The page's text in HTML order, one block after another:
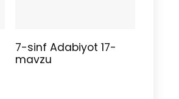
7-sinf Adabiyot 17-
mavzu